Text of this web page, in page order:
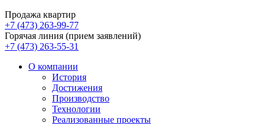
Продажа квартир
+7 (473) 263-99-77
Горячая линия (прием заявлений)
+7 (473) 263-55-31
О компании
История
Достижения
Производство
Технологии
Реализованные проекты